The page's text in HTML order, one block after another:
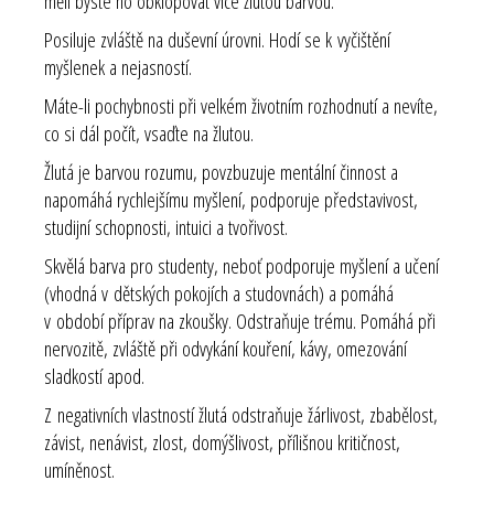
Posiluje zvláště na duševní úrovni. Hodí se k vyčištění
myšlenek a nejasností.
Máte-li pochybnosti při velkém životním rozhodnutí a nevíte,
co si dál počít, vsaďte na žlutou.
Žlutá je barvou rozumu, povzbuzuje mentální činnost a
napomáhá rychlejšímu myšlení, podporuje představivost,
studijní schopnosti, intuici a tvořivost.
Skvělá barva pro studenty, neboť podporuje myšlení a učení
(vhodná v dětských pokojích a studovnách) a pomáhá
v období příprav na zkoušky. Odstraňuje trému. Pomáhá při
nervozitě, zvláště při odvykání kouření, kávy, omezování
sladkostí apod.
Z negativních vlastností žlutá odstraňuje žárlivost, zbabělost,
závist, nenávist, zlost, domýšlivost, přílišnou kritičnost,
umíněnost.